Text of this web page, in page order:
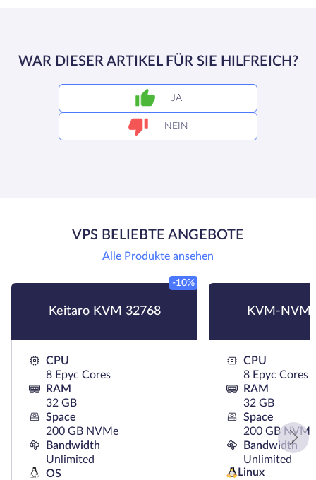
WAR DIESER ARTIKEL FÜR SIE HILFREICH?
JA
NEIN
VPS BELIEBTE ANGEBOTE
Alle Produkte ansehen
Keitaro KVM 32768
-10%
CPU
8 Epyc Cores
RAM
32 GB
Space
200 GB NVMe
Bandwidth
Unlimited
OS
KVM-
CPU
8 Epyc Cores
RAM
32 GB
Space
200 GB NVMe
Bandwidth
Unlimited
Linux